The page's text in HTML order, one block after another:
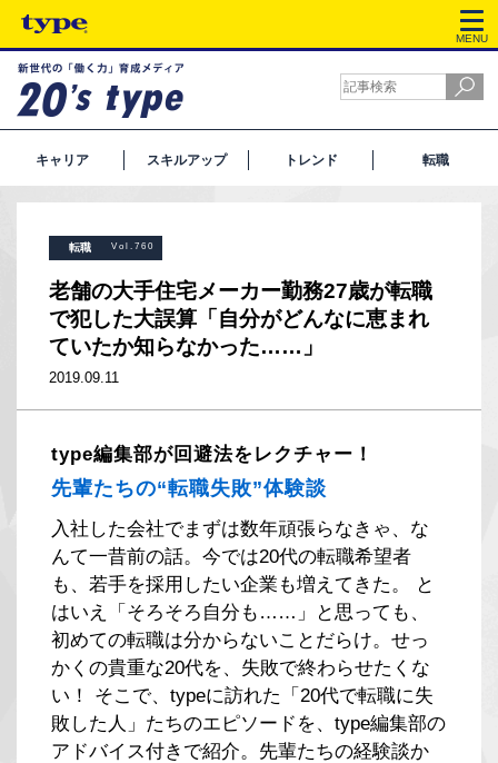
MENU
キャリア スキルアップ トレンド 転職
転職 Vol.760
老舗の大手住宅メーカー勤務27歳が転職
で犯した大誤算「自分がどんなに恵まれ
ていたか知らなかった……」
2019.09.11
type編集部が回避法をレクチャー！
先輩たちの“転職失敗”体験談
入社した会社でまずは数年頑張らなきゃ、な
んて一昔前の話。今では20代の転職希望者
も、若手を採用したい企業も増えてきた。 と
はいえ「そろそろ自分も……」と思っても、
初めての転職は分からないことだらけ。せっ
かくの貴重な20代を、失敗で終わらせたくな
い！ そこで、typeに訪れた「20代で転職に失
敗した人」たちのエピソードを、type編集部の
アドバイス付きで紹介。先輩たちの経験談か